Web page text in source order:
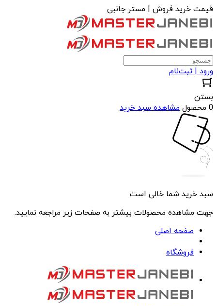
قیمت خرید فروش | مستر جانبی
ورود | ثبت‌نام
بستن
0 محصول
مشاهده سبد خرید
سبد خرید شما خالی است.
جهت مشاهده محصولات بیشتر به صفحات زیر مراجعه نمایید.
صفحه اصلی
فروشگاه